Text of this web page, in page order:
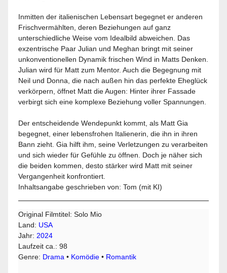
Inmitten der italienischen Lebensart begegnet er anderen
Frischvermählten, deren Beziehungen auf ganz
unterschiedliche Weise vom Idealbild abweichen. Das
exzentrische Paar Julian und Meghan bringt mit seiner
unkonventionellen Dynamik frischen Wind in Matts Denken.
Julian wird für Matt zum Mentor. Auch die Begegnung mit
Neil und Donna, die nach außen hin das perfekte Eheglück
verkörpern, öffnet Matt die Augen: Hinter ihrer Fassade
verbirgt sich eine komplexe Beziehung voller Spannungen.
Der entscheidende Wendepunkt kommt, als Matt Gia
begegnet, einer lebensfrohen Italienerin, die ihn in ihren
Bann zieht. Gia hilft ihm, seine Verletzungen zu verarbeiten
und sich wieder für Gefühle zu öffnen. Doch je näher sich
die beiden kommen, desto stärker wird Matt mit seiner
Vergangenheit konfrontiert.
Inhaltsangabe geschrieben von: Tom (mit KI)
Original Filmtitel: Solo Mio
Land: USA
Jahr: 2024
Laufzeit ca.: 98
Genre: Drama • Komödie • Romantik